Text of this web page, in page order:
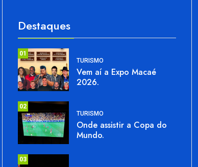
Destaques
01
TURISMO
Vem aí a Expo Macaé
2026.
02
TURISMO
Onde assistir a Copa do
Mundo.
03